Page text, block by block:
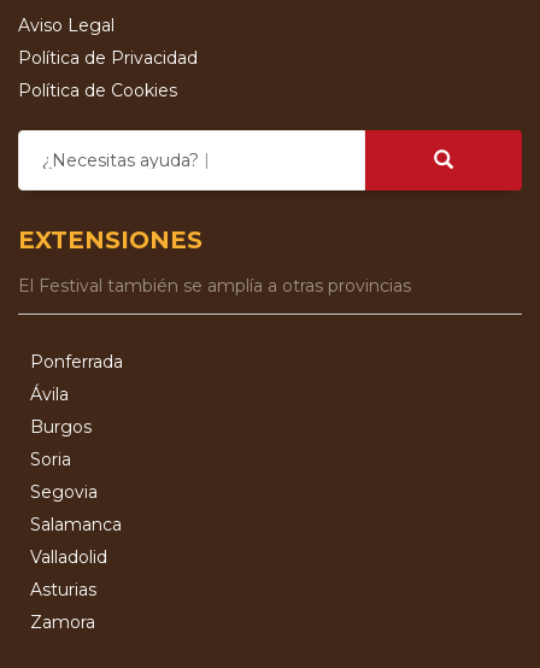
Aviso Legal
Política de Privacidad
Política de Cookies
¿Necesitas ayuda?
EXTENSIONES
El Festival también se amplía a otras provincias
Ponferrada
Ávila
Burgos
Soria
Segovia
Salamanca
Valladolid
Asturias
Zamora